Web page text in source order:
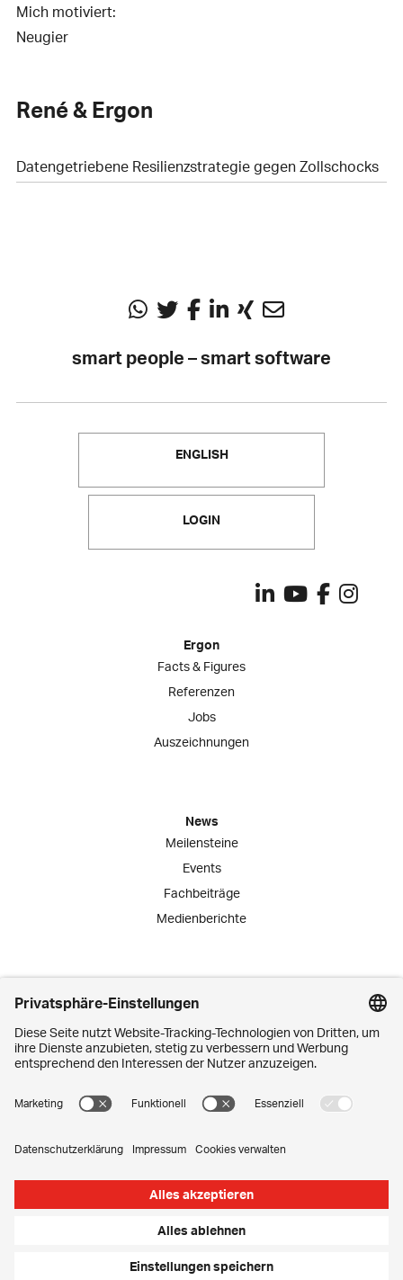
Mich motiviert:
Neugier
René & Ergon
Datengetriebene Resilienzstrategie gegen Zollschocks
smart people – smart software
ENGLISH
LOGIN
Ergon
Facts & Figures
Referenzen
Jobs
Auszeichnungen
News
Meilensteine
Events
Fachbeiträge
Medienberichte
Engagement
Praktika
Schnuppertage
Mitarbeiter-Initiativen
Media Corner
Datenschutz